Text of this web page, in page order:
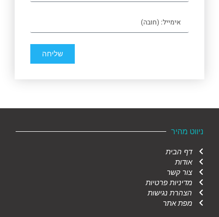
שליחה
ניווט מהיר
דף הבית
אודות
צור קשר
מדיניות פרטיות
הצהרת נגישות
מפת אתר